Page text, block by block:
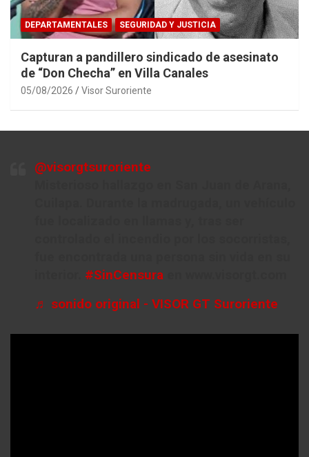
DEPARTAMENTALES SEGURIDAD Y JUSTICIA
Capturan a pandillero sindicado de asesinato
de “Don Checha” en Villa Canales
05/08/2026 Visor Suroriente
@visorgtsuroriente
#SinCensura
♬ sonido original - VISOR GT Suroriente